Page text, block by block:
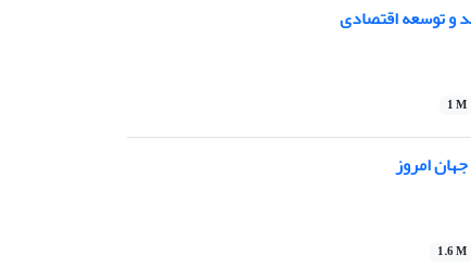
و توسعه اقتصادی
1 M
امروز
1.6 M